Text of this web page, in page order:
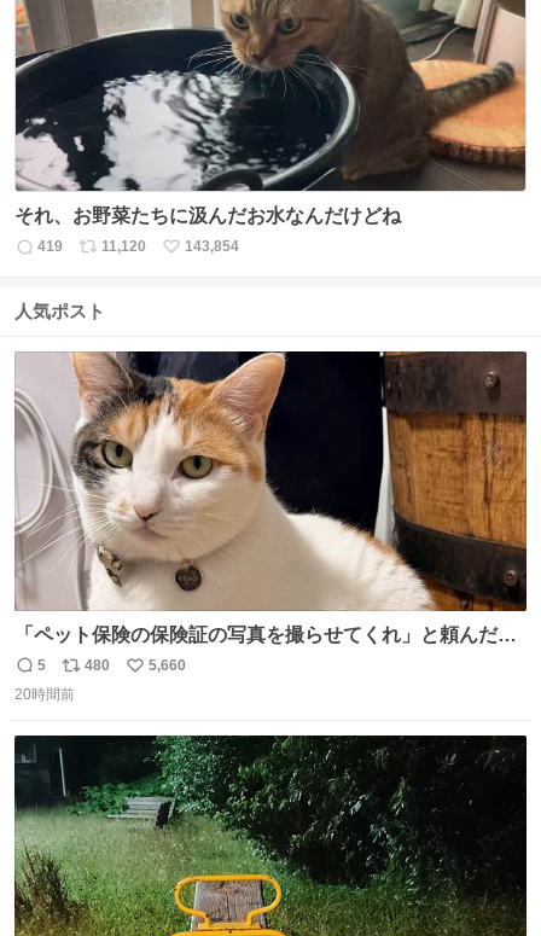
ト
数
数
それ、お野菜たちに汲んだお水なんだけどね
返
数
419
リ
ス
数
11,120
い
143,854
人気ポスト
「ペット保険の保険証の写真を撮らせてくれ」と頼んだら
ちゃんと座ってポーズを取ってくれた人
返
信
5
リ
ポ
ト
数
480
い
5,660
20時間前